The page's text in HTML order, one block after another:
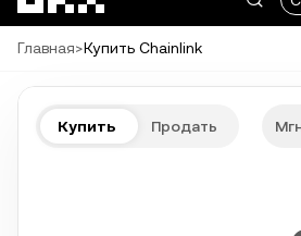
Главная>Купить Chainlink
Купить Продать